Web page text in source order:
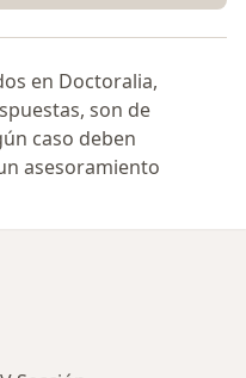
en Doctoralia,
son de
caso deben
asesoramiento